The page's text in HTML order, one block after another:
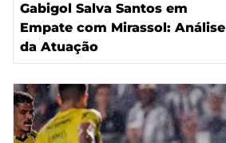
Gabigol Salva Santos em
Empate com Mirassol: Análise
da Atuação